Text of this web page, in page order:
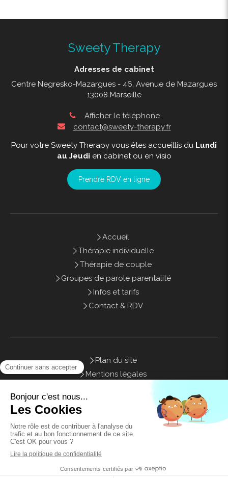
Sweety Therapy
Adresses de cabinet
Centre Negresko-Mazargues - 46, Avenue de Mazargues
13008 Marseille
Afficher le téléphone
contact@sweety-therapy.fr
Pour votre Sweety Therapy vous êtes accueillis du Lundi
au Jeudi en cabinet ou en visio
Prendre RDV en ligne
Accueil
Thérapie individuelle
Thérapie de couple
Groupes de parole parentalité
Infos et tarifs
Contact & RDV
Plan du site
Mentions légales
©2021 Sweety Therapy - Psychothérapie Marseille